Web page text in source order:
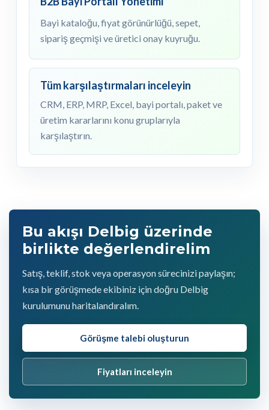
Bayi kataloğu, fiyat görünürlüğü, sepet,
sipariş geçmişi ve üretici onay kuyruğu.
Tüm karşılaştırmaları inceleyin
CRM, ERP, MRP, Excel, bayi portalı, paket ve
üretim kararlarını konu gruplarıyla
karşılaştırın.
Bu akışı Delbig üzerinde
birlikte değerlendirelim
Satış, teklif, stok veya operasyon sürecinizi paylaşın;
kısa bir görüşmede ekibiniz için doğru Delbig
kurulumunu haritalandıralım.
Görüşme talebi oluşturun
Fiyatları inceleyin